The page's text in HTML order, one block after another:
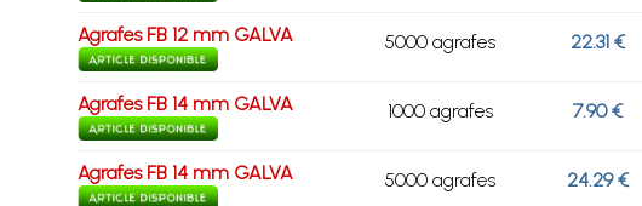
Agrafes FB 12 mm GALVA 5000 agrafes 22.31 €
Agrafes FB 14 mm GALVA 1000 agrafes 7.90 €
Agrafes FB 14 mm GALVA 5000 agrafes 24.29 €